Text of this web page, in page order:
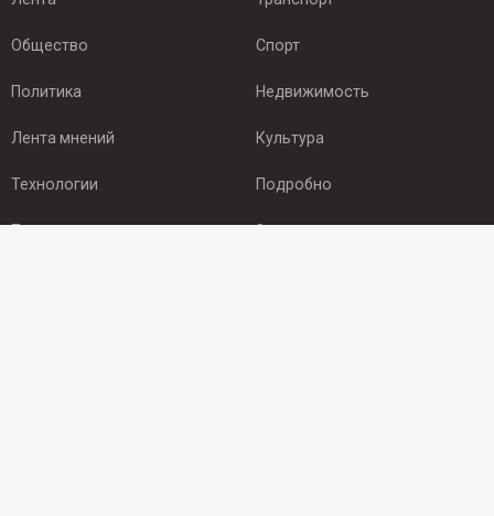
Общество
Политика
Лента мнений
Технологии
Происшествия
Спорт
Недвижимость
Культура
Подробно
Здоровье